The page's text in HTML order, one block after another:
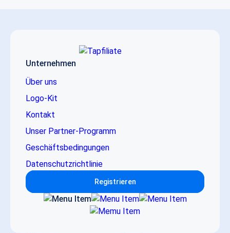
Unternehmen
Über uns
Logo-Kit
Kontakt
Unser Partner-Programm
Geschäftsbedingungen
Datenschutzrichtlinie
Registrieren